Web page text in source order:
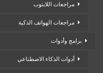
مراجعات اللابتوب
مراجعات الهواتف الذكية
برامج وأدوات
أدوات الذكاء الاصطناعي